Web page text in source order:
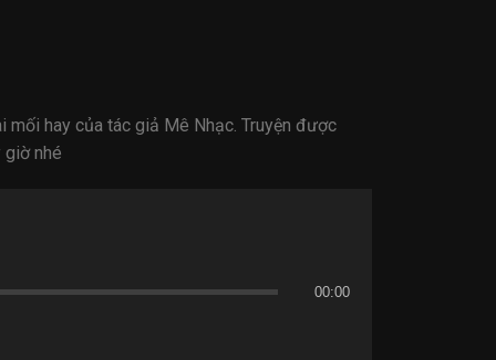
mối hay của tác giả Mê Nhạc. Truyện được
giờ nhé
00:00